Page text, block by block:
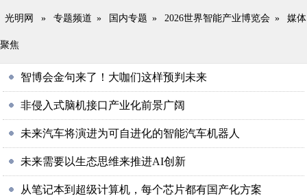
光明网 » 专题频道 » 国内专题 » 2026世界智能产业博览会 » 媒体
聚焦
智博会金句来了！大咖们这样预判未来
非侵入式脑机接口产业化前景广阔
未来汽车将演进为可自进化的智能汽车机器人
未来需要以生态思维来推进AI创新
从笔记本到超级计算机，每个芯片都有国产化方案